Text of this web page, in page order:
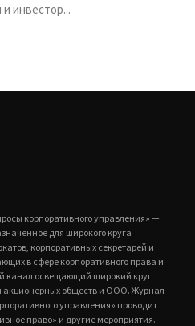
инвестор...
корпоративного управления» —
для широкого круга
корпоративных секретарей и
в сфере корпоративного права и
канал освещающий широкий круг
акционерных обществ и ООО. Журнал
управления» проводит
право» и другие мероприятия.